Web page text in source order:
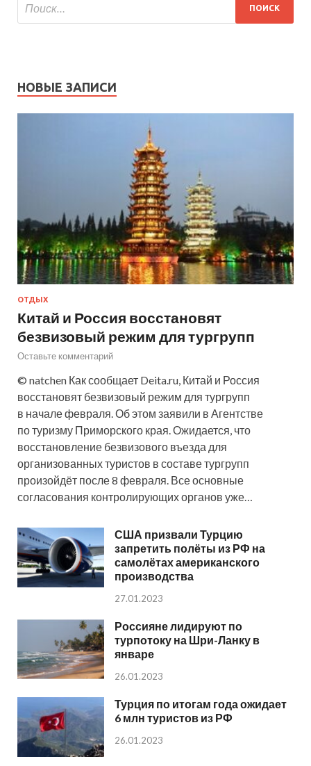
НОВЫЕ ЗАПИСИ
ОТДЫХ
Китай и Россия восстановят
безвизовый режим для тургрупп
Оставьте комментарий
© natchen Как сообщает Deita.ru, Китай и Россия
восстановят безвизовый режим для тургрупп
в начале февраля. Об этом заявили в Агентстве
по туризму Приморского края. Ожидается, что
восстановление безвизового въезда для
организованных туристов в составе тургрупп
произойдёт после 8 февраля. Все основные
согласования контролирующих органов уже…
США призвали Турцию
запретить полёты из РФ на
самолётах американского
производства
27.01.2023
Россияне лидируют по
турпотоку на Шри-Ланку в
январе
26.01.2023
Турция по итогам года ожидает
6 млн туристов из РФ
26.01.2023